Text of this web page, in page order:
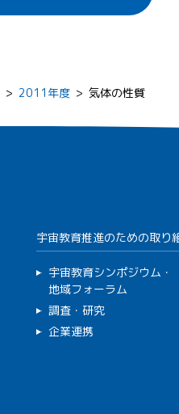
> 2011年度 > 気体の性質
宇宙教育推進のための取り
宇宙教育シンポジウム・
地域フォーラム
調査・研究
企業連携